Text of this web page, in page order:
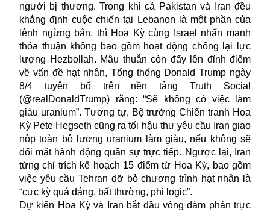
người bị thương. Trong khi cả Pakistan và Iran đều
khẳng định cuộc chiến tại Lebanon là một phần của
lệnh ngừng bắn, thì Hoa Kỳ cùng Israel nhấn mạnh
thỏa thuận không bao gồm hoạt động chống lại lực
lượng Hezbollah. Mâu thuẫn còn đẩy lên đỉnh điểm
về vấn đề hạt nhân, Tổng thống Donald Trump ngày
8/4 tuyên bố trên nền tảng Truth Social
(@realDonaldTrump) rằng: “Sẽ không có việc làm
giàu uranium”. Tương tự, Bộ trưởng Chiến tranh Hoa
Kỳ Pete Hegseth cũng ra tối hậu thư yêu cầu Iran giao
nộp toàn bộ lượng uranium làm giàu, nếu không sẽ
đối mặt hành động quân sự trực tiếp. Ngược lại, Iran
từng chỉ trích kế hoạch 15 điểm từ Hoa Kỳ, bao gồm
việc yêu cầu Tehran dỡ bỏ chương trình hạt nhân là
“cực kỳ quá đáng, bất thường, phi logic”.
Dự kiến Hoa Kỳ và Iran bắt đầu vòngđàm phán trực